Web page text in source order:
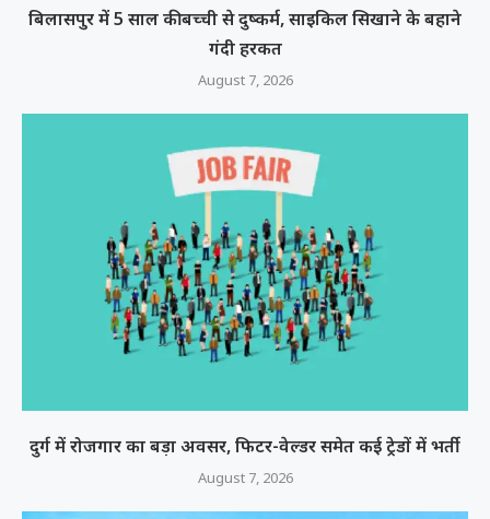
बिलासपुर में 5 साल की बच्ची से दुष्कर्म, साइकिल सिखाने के बहाने
गंदी हरकत
August 7, 2026
दुर्ग में रोजगार का बड़ा अवसर, फिटर-वेल्डर समेत कई ट्रेडों में भर्ती
August 7, 2026